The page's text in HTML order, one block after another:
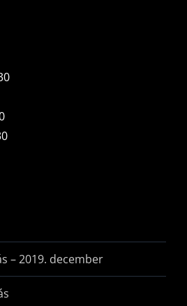
– 2019. december